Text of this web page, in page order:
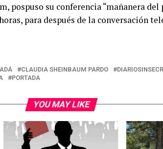
pospuso su conferencia “mañanera del
para después de la conversación
CLAUDIA SHEINBAUM PARDO
PORTADA
YOU MAY LIKE